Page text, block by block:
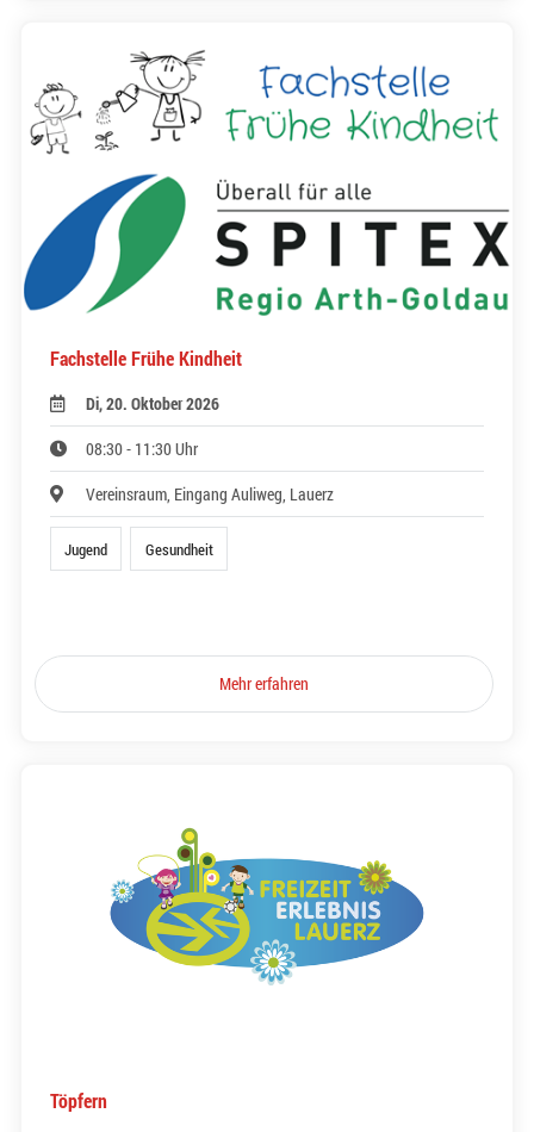
Fachstelle Frühe Kindheit
Di, 20. Oktober 2026
08:30 - 11:30 Uhr
Vereinsraum, Eingang Auliweg, Lauerz
Jugend Gesundheit
Mehr erfahren
Töpfern